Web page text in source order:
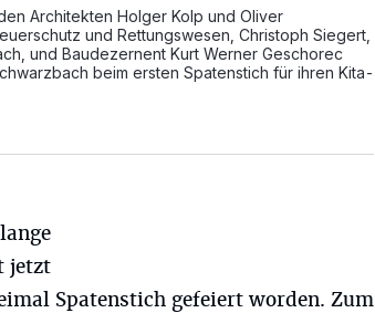
Architekten Holger Kolp und Oliver
und Rettungswesen, Christoph Siegert,
und Baudezernent Kurt Werner Geschorec
beim ersten Spatenstich für ihren Kita-
jetzt
Spatenstich gefeiert worden. Zum